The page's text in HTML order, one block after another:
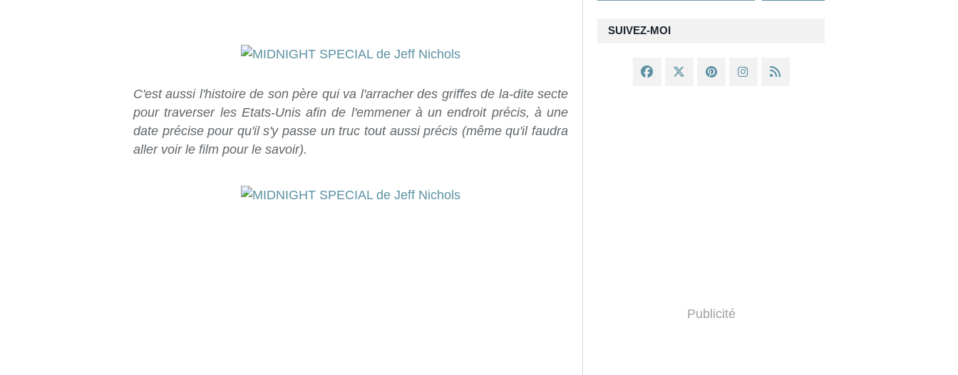
C'est aussi l'histoire de son père qui va l'arracher des griffes de la-dite secte
pour traverser les Etats-Unis afin de l'emmener à un endroit précis, à une
date précise pour qu'il s'y passe un truc tout aussi précis (même qu'il faudra
aller voir le film pour le savoir).
SUIVEZ-MOI
Publicité